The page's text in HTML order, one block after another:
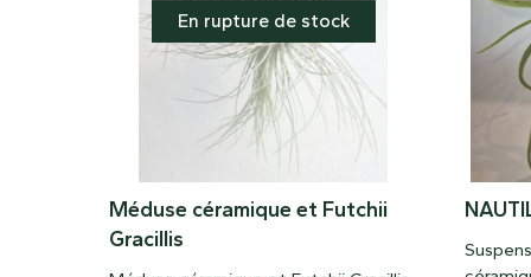
En rupture de stock
Méduse céramique et Futchii
Gracillis